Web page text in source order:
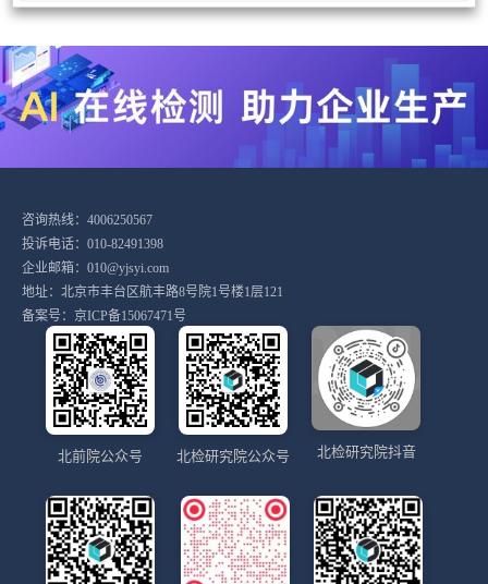
咨询热线：4006250567
投诉电话：010-82491398
企业邮箱：010@yjsyi.com
地址：北京市丰台区航丰路8号院1号楼1层121
备案号： 京ICP备15067471号
北前院公众号 北检研究院公众号 北检研究院抖音